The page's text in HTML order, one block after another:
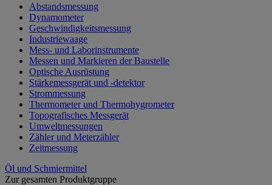
Abstandsmessung
Dynamometer
Geschwindigkeitsmessung
Industriewaage
Mess- und Laborinstrumente
Messen und Markieren der Baustelle
Optische Ausrüstung
Stärkemessgerät und -detektor
Strommessung
Thermometer und Thermohygrometer
Topografisches Messgerät
Umweltmessungen
Zähler und Meterzähler
Zeitmessung
Öl und Schmiermittel
Zur gesamten Produktgruppe